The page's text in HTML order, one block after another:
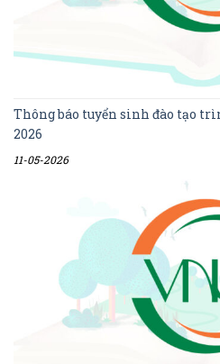
Thông báo tuyển sinh đào tạo
2026
11-05-2026